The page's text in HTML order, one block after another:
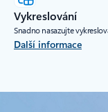
Vykreslování
Snadno nasazujte
Další informace